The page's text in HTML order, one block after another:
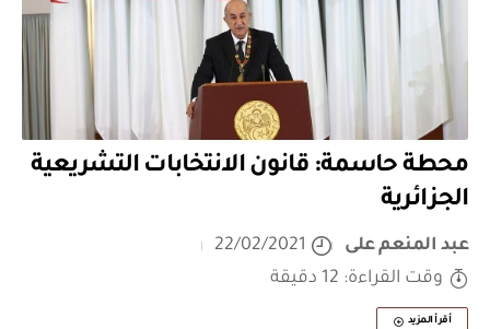
محطة حاسمة: قانون الانتخابات التشريعية
الجزائرية
عبد المنعم على
22/02/2021
وقت القراءة: 12 دقيقة
أقرأ المزيد